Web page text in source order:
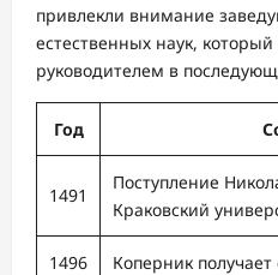
привлекли внимание
естественных наук,
руководителем в
Год
1491
Поступление
Краковский
1496 Коперник